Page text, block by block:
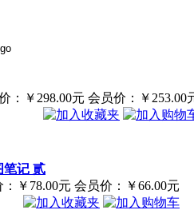
：
￥298.00元 会员价： ￥253.00
笔记 贰
￥78.00元 会员价： ￥66.00元